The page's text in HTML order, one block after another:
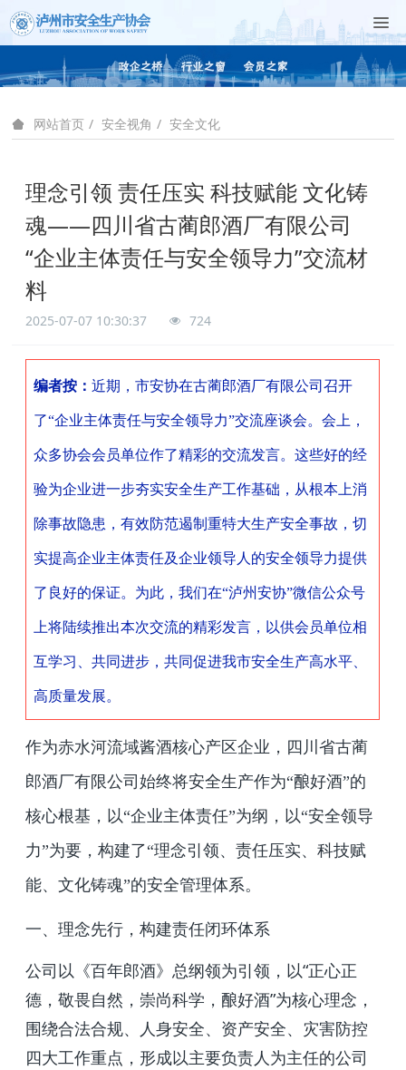
网站首页 安全视角 安全文化
理念引领 责任压实 科技赋能 文化铸
魂——四川省古蔺郎酒厂有限公司
“企业主体责任与安全领导力”交流材
料
2025-07-07 10:30:37 724
编者按：近期，市安协在古蔺郎酒厂有限公司召开
了“企业主体责任与安全领导力”交流座谈会。会上，
众多协会会员单位作了精彩的交流发言。这些好的经
验为企业进一步夯实安全生产工作基础，从根本上消
除事故隐患，有效防范遏制重特大生产安全事故，切
实提高企业主体责任及企业领导人的安全领导力提供
了良好的保证。为此，我们在“泸州安协”微信公众号
上将陆续推出本次交流的精彩发言，以供会员单位相
互学习、共同进步，共同促进我市安全生产高水平、
高质量发展。
作为赤水河流域酱酒核心产区企业，四川省古蔺
郎酒厂有限公司始终将安全生产作为“酿好酒”的
核心根基，以“企业主体责任”为纲，以“安全领导
力”为要，构建了“理念引领、责任压实、科技赋
能、文化铸魂”的安全管理体系。
一、理念先行，构建责任闭环体系
公司以《百年郎酒》总纲领为引领，以“正心正
德，敬畏自然，崇尚科学，酿好酒”为核心理念，
围绕合法合规、人身安全、资产安全、灾害防控
四大工作重点，形成以主要负责人为主任的公司